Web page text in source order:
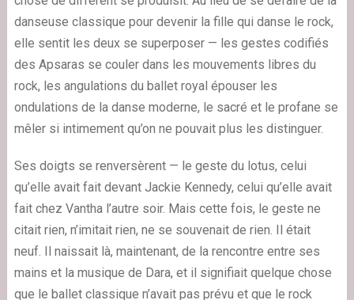
danseuse classique pour devenir la fille qui danse le rock,
elle sentit les deux se superposer — les gestes codifiés
des Apsaras se couler dans les mouvements libres du
rock, les angulations du ballet royal épouser les
ondulations de la danse moderne, le sacré et le profane se
mêler si intimement qu’on ne pouvait plus les distinguer.
Ses doigts se renversèrent — le geste du lotus, celui
qu’elle avait fait devant Jackie Kennedy, celui qu’elle avait
fait chez Vantha l’autre soir. Mais cette fois, le geste ne
citait rien, n’imitait rien, ne se souvenait de rien. Il était
neuf. Il naissait là, maintenant, de la rencontre entre ses
mains et la musique de Dara, et il signifiait quelque chose
que le ballet classique n’avait pas prévu et que le rock